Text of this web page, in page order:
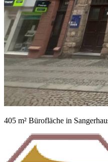
405 m² Bürofläche in